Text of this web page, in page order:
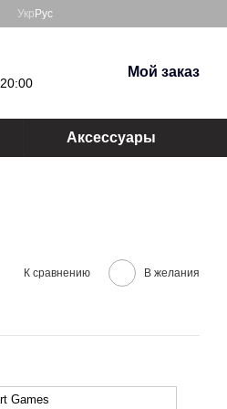
Укр Рус
Мой заказ
Аксессуары
К сравнению В желания
Games